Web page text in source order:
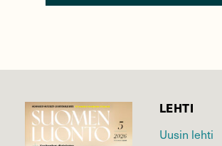
LEHTI
Uusin lehti